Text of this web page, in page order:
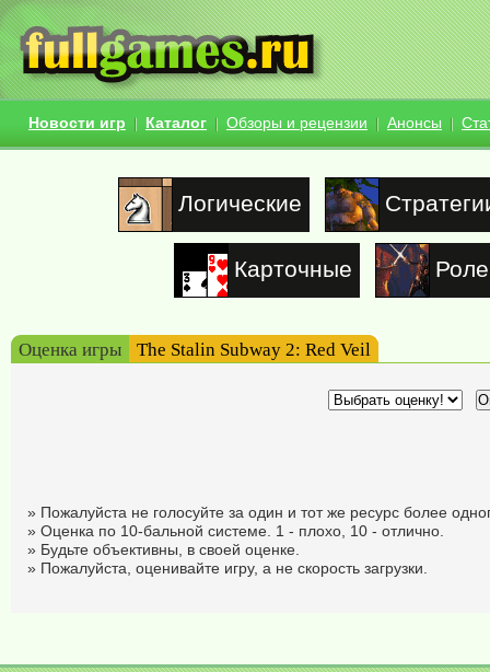
Новости игр Каталог Обзоры и рецензии Анонсы
Логические
Карточные
Оценка игры The Stalin Subway 2: Red Veil
» Пожалуйста не голосуйте за один и тот же ресурс более
» Оценка по 10-бальной системе. 1 - плохо, 10 - отлично.
» Будьте объективны, в своей оценке.
» Пожалуйста, оценивайте игру, а не скорость загрузки.